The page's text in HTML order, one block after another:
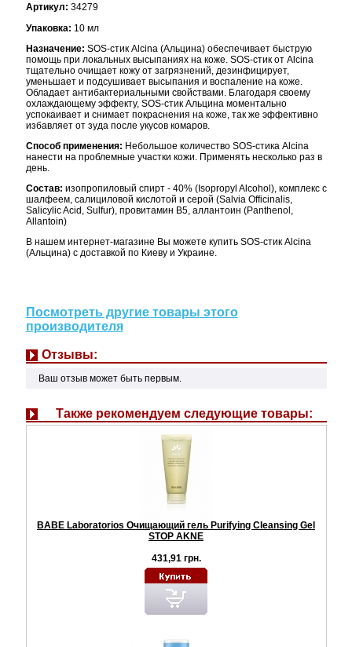
Артикул: 34279
Упаковка: 10 мл
Назначение: SOS-стик Alcina (Альцина) обеспечивает быструю
помощь при локальных высыпаниях на коже. SOS-стик от Alcina
тщательно очищает кожу от загрязнений, дезинфицирует,
уменьшает и подсушивает высыпания и воспаление на коже.
Обладает антибактериальными свойствами. Благодаря своему
охлаждающему эффекту, SOS-стик Альцина моментально
успокаивает и снимает покраснения на коже, так же эффективно
избавляет от зуда после укусов комаров.
Способ применения: Небольшое количество SOS-стика Alcina
нанести на проблемные участки кожи. Применять несколько раз в
день.
Состав: изопропиловый спирт - 40% (Isopropyl Alcohol), комплекс с
шалфеем, салициловой кислотой и серой (Salvia Officinalis,
Salicylic Acid, Sulfur), провитамин В5, аллантоин (Panthenol,
Allantoin)
В нашем интернет-магазине Вы можете купить SOS-стик Alcina
(Альцина) с доставкой по Киеву и Украине.
Посмотреть другие товары этого
производителя
Отзывы:
Ваш отзыв может быть первым.
Также рекомендуем следующие товары:
BABE Laboratorios Очищающий гель Purifying Cleansing Gel
STOP AKNE
431,91 грн.